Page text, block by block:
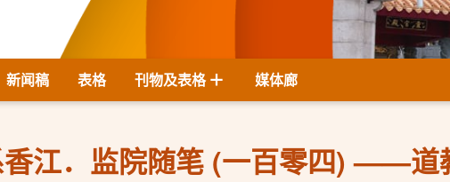
新闻稿 表格 刊物及表格 媒体廊
江．监院随笔 (一百零四) ——道